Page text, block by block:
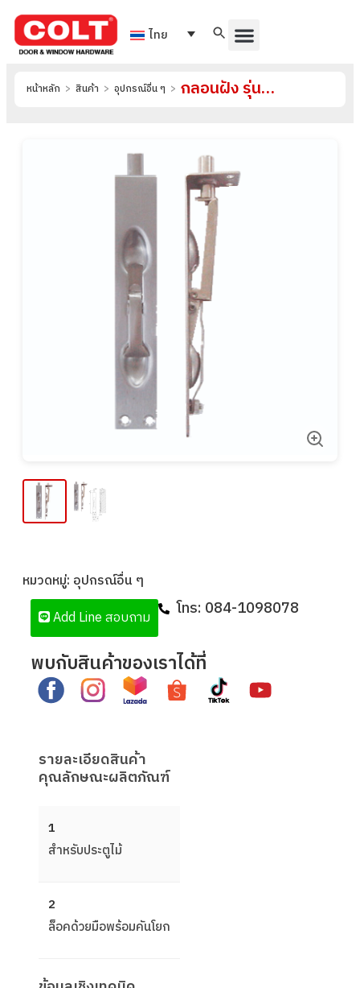
ไทย
หน้าหลัก > สินค้า > อุปกรณ์อื่น ๆ > กลอนฝัง รุ่น DB-SS039
หมวดหมู่: อุปกรณ์อื่น ๆ
Add Line สอบถาม
โทร: 084-1098078
พบกับสินค้าของเราได้ที่
รายละเอียดสินค้า
คุณลักษณะผลิตภัณฑ์
1
สําหรับประตูไม้
2
ล็อคด้วยมือพร้อมคันโยก